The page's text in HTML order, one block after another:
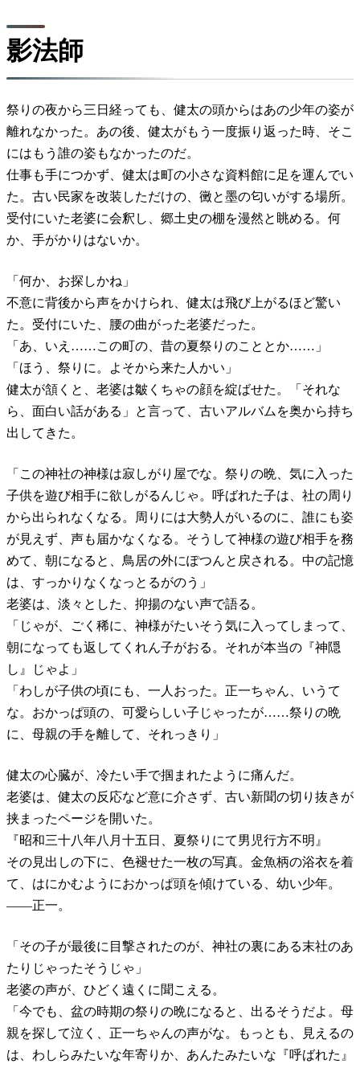
影法師
祭りの夜から三日経っても、健太の頭からはあの少年の姿が
離れなかった。あの後、健太がもう一度振り返った時、そこ
にはもう誰の姿もなかったのだ。
仕事も手につかず、健太は町の小さな資料館に足を運んでい
た。古い民家を改装しただけの、黴と墨の匂いがする場所。
受付にいた老婆に会釈し、郷土史の棚を漫然と眺める。何
か、手がかりはないか。
「何か、お探しかね」
不意に背後から声をかけられ、健太は飛び上がるほど驚い
た。受付にいた、腰の曲がった老婆だった。
「あ、いえ……この町の、昔の夏祭りのこととか……」
「ほう、祭りに。よそから来た人かい」
健太が頷くと、老婆は皺くちゃの顔を綻ばせた。「それな
ら、面白い話がある」と言って、古いアルバムを奥から持ち
出してきた。
「この神社の神様は寂しがり屋でな。祭りの晩、気に入った
子供を遊び相手に欲しがるんじゃ。呼ばれた子は、社の周り
から出られなくなる。周りには大勢人がいるのに、誰にも姿
が見えず、声も届かなくなる。そうして神様の遊び相手を務
めて、朝になると、鳥居の外にぽつんと戻される。中の記憶
は、すっかりなくなっとるがのう」
老婆は、淡々とした、抑揚のない声で語る。
「じゃが、ごく稀に、神様がたいそう気に入ってしまって、
朝になっても返してくれん子がおる。それが本当の『神隠
し』じゃよ」
「わしが子供の頃にも、一人おった。正一ちゃん、いうて
な。おかっぱ頭の、可愛らしい子じゃったが……祭りの晩
に、母親の手を離して、それっきり」
健太の心臓が、冷たい手で掴まれたように痛んだ。
老婆は、健太の反応など意に介さず、古い新聞の切り抜きが
挟まったページを開いた。
『昭和三十八年八月十五日、夏祭りにて男児行方不明』
その見出しの下に、色褪せた一枚の写真。金魚柄の浴衣を着
て、はにかむようにおかっぱ頭を傾けている、幼い少年。
――正一。
「その子が最後に目撃されたのが、神社の裏にある末社のあ
たりじゃったそうじゃ」
老婆の声が、ひどく遠くに聞こえる。
「今でも、盆の時期の祭りの晩になると、出るそうだよ。母
親を探して泣く、正一ちゃんの声がな。もっとも、見えるの
は、わしらみたいな年寄りか、あんたみたいな『呼ばれた』